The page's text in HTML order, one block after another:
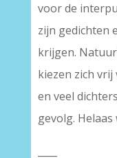
voor de
zijn gedichten
krijgen.
kiezen zich
en veel
gevolg.